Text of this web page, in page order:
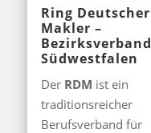
Ring Deutscher
Makler –
Bezirksverband
Südwestfalen
Der RDM ist ein
traditionsreicher
Berufsverband für